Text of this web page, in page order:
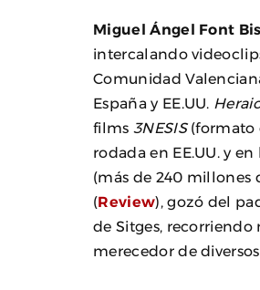
Miguel Ángel Font
intercalando
Comunidad
España y EE.UU.
films 3NESIS(formato
rodada en EE.UU. y
(más de 240 millones
(Review), gozó del
de Sitges, recorriendo
merecedor de